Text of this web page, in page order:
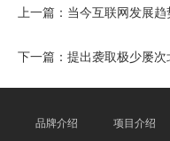
上一篇： 当今互联网发展趋
下一篇： 提出袭取极少屡
品牌介绍 项目介绍